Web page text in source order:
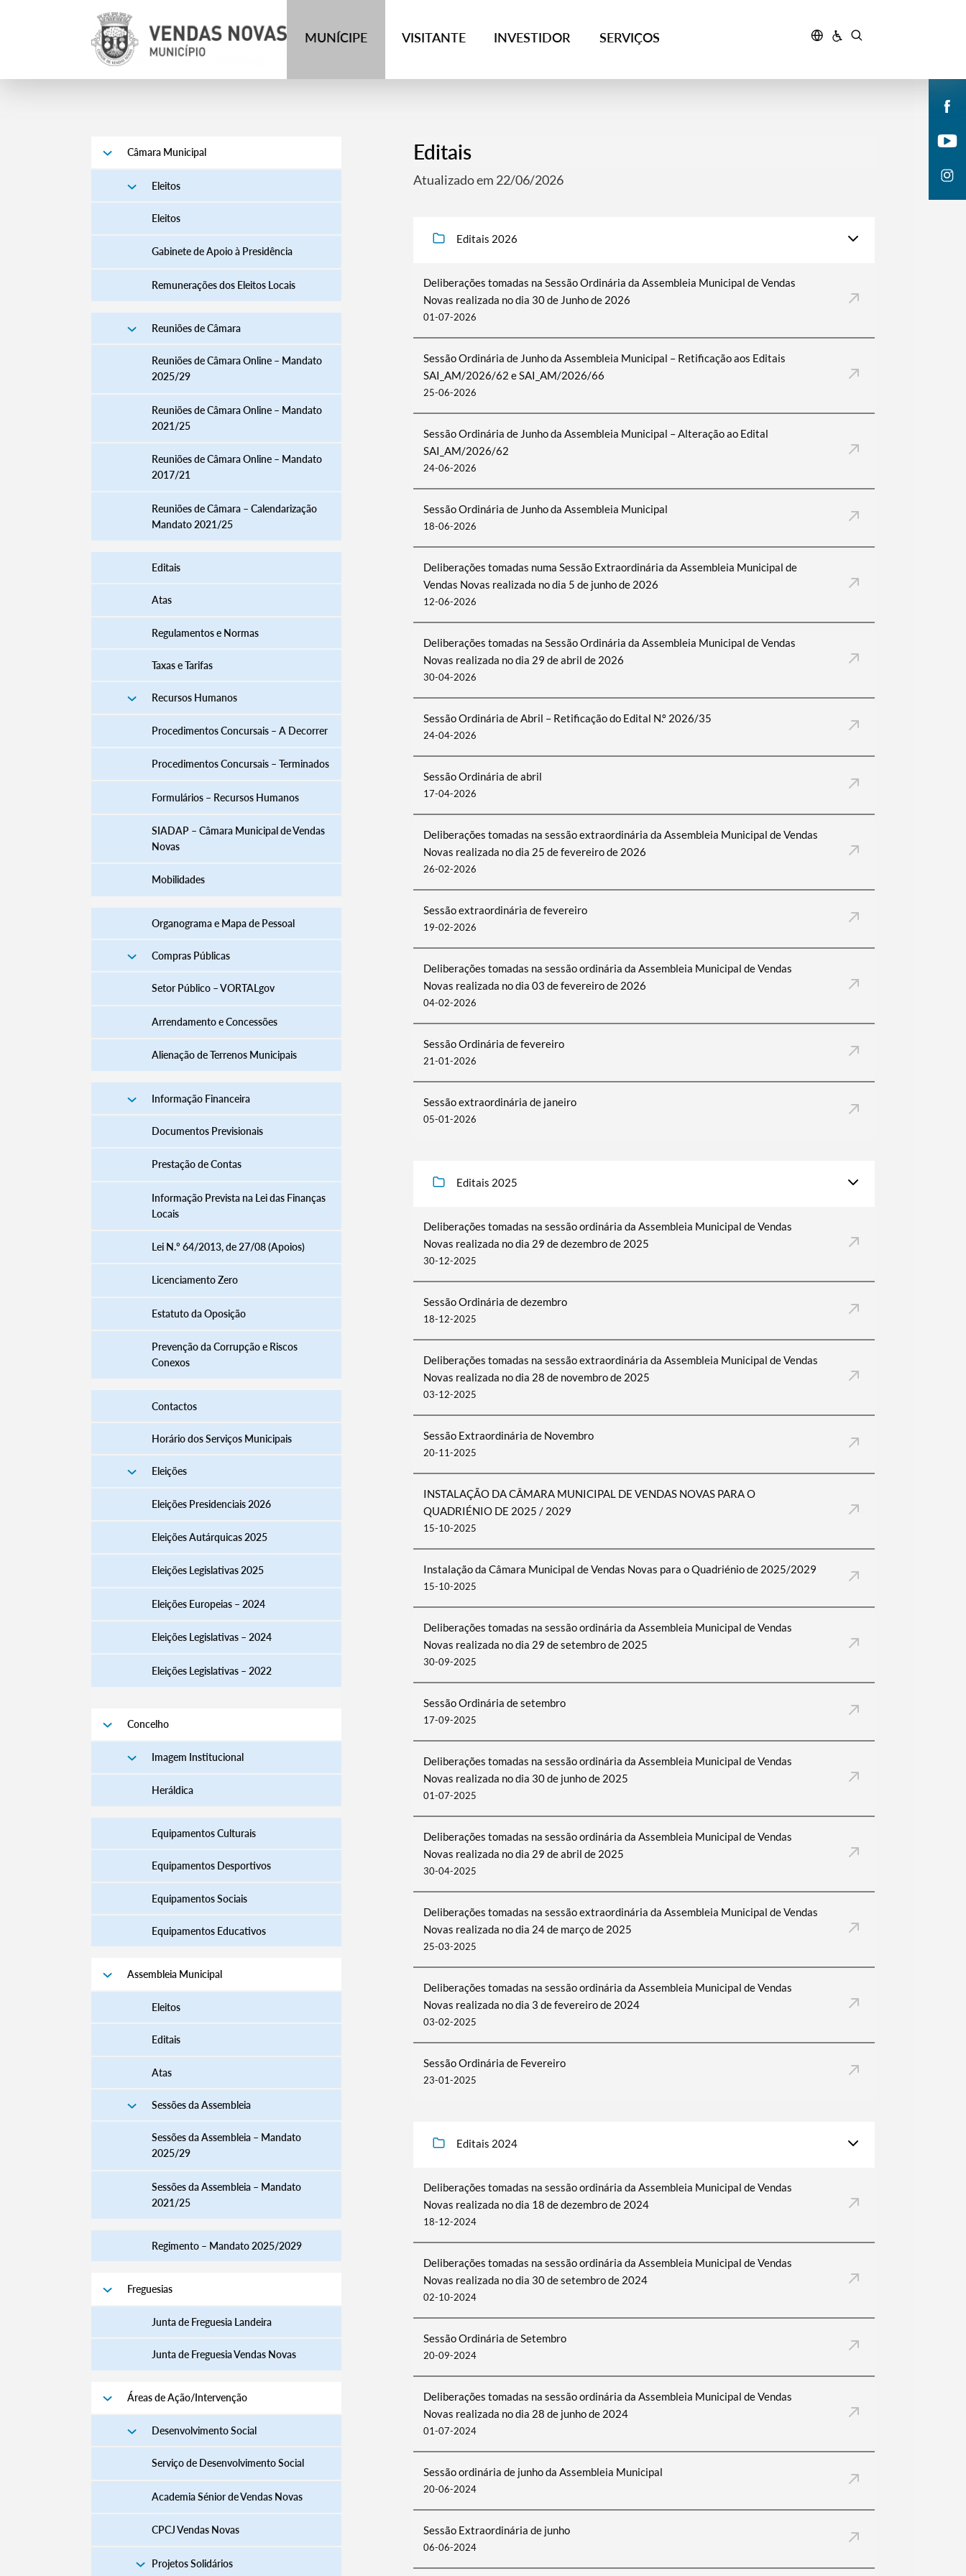
MUNÍCIPE VISITANTE INVESTIDOR SERVIÇOS
Termo de Pesquisa
Categorias gerais
Filtros
Câmara Municipal
Eleitos
Eleitos
Gabinete de Apoio à Presidência
Remunerações dos Eleitos Locais
Reuniões de Câmara
Reuniões de Câmara Online – Mandato
2025/29
Reuniões de Câmara Online – Mandato
2021/25
Reuniões de Câmara Online – Mandato
2017/21
Reuniões de Câmara – Calendarização
Mandato 2021/25
Editais
Atas
Regulamentos e Normas
Taxas e Tarifas
Recursos Humanos
Procedimentos Concursais – A Decorrer
Procedimentos Concursais – Terminados
​​​​​​​​​​​​​​​​​​​​​​​​​​​​​​​​​​​​​​​​​Formulários – Recursos Humanos
SIADAP – Câmara Municipal de Vendas
Novas
Mobilidades
Organograma e Mapa de Pessoal
Compras Públicas
Setor Público – VORTALgov
Arrendamento e Concessões
Alienação de Terrenos Municipais
Informação Financeira
Documentos Previsionais
Prestação de Contas
Informação Prevista na Lei das Finanças
Locais
Lei N.º 64/2013, de 27/08 (Apoios)
Licenciamento Zero
Estatuto da Oposição
Prevenção da Corrupção e Riscos
Conexos
Contactos
Horário dos Serviços Municipais
Eleições
Eleições Presidenciais 2026
Eleições Autárquicas 2025
Eleições Legislativas 2025
Eleições Europeias – 2024
Eleições Legislativas – 2024
Eleições Legislativas – 2022
Concelho
Imagem Institucional
Heráldica
Equipamentos Culturais
Equipamentos Desportivos
Equipamentos Sociais
Equipamentos Educativos
Assembleia Municipal
Eleitos
Editais
Atas
Sessões da Assembleia
Sessões da Assembleia – Mandato
2025/29
Sessões da Assembleia – Mandato
2021/25
Regimento – Mandato 2025/2029
Freguesias
Junta de Freguesia Landeira
Junta de Freguesia Vendas Novas
Áreas de Ação/Intervenção
Desenvolvimento Social
Serviço de Desenvolvimento Social
Academia Sénior de Vendas Novas
CPCJ Vendas Novas
Projetos Solidários
Editais
Atualizado em 22/06/2026
Editais 2026
Deliberações tomadas na Sessão Ordinária da Assembleia Municipal de Vendas
Novas realizada no dia 30 de Junho de 2026
01-07-2026
Sessão Ordinária de Junho da Assembleia Municipal – Retificação aos Editais
SAI_AM/2026/62 e SAI_AM/2026/66
25-06-2026
Sessão Ordinária de Junho da Assembleia Municipal – Alteração ao Edital
SAI_AM/2026/62
24-06-2026
Sessão Ordinária de Junho da Assembleia Municipal
18-06-2026
Deliberações tomadas numa Sessão Extraordinária da Assembleia Municipal de
Vendas Novas realizada no dia 5 de junho de 2026
12-06-2026
Deliberações tomadas na Sessão Ordinária da Assembleia Municipal de Vendas
Novas realizada no dia 29 de abril de 2026
30-04-2026
Sessão Ordinária de Abril – Retificação do Edital N.º 2026/35
24-04-2026
Sessão Ordinária de abril
17-04-2026
Deliberações tomadas na sessão extraordinária da Assembleia Municipal de Vendas
Novas realizada no dia 25 de fevereiro de 2026
26-02-2026
Sessão extraordinária de fevereiro
19-02-2026
Deliberações tomadas na sessão ordinária da Assembleia Municipal de Vendas
Novas realizada no dia 03 de fevereiro de 2026
04-02-2026
Sessão Ordinária de fevereiro
21-01-2026
Sessão extraordinária de janeiro
05-01-2026
Editais 2025
Deliberações tomadas na sessão ordinária da Assembleia Municipal de Vendas
Novas realizada no dia 29 de dezembro de 2025
30-12-2025
Sessão Ordinária de dezembro
18-12-2025
Deliberações tomadas na sessão extraordinária da Assembleia Municipal de Vendas
Novas realizada no dia 28 de novembro de 2025
03-12-2025
Sessão Extraordinária de Novembro
20-11-2025
INSTALAÇÃO DA CÂMARA MUNICIPAL DE VENDAS NOVAS PARA O
QUADRIÉNIO DE 2025 / 2029
15-10-2025
Instalação da Câmara Municipal de Vendas Novas para o Quadriénio de 2025/2029
15-10-2025
Deliberações tomadas na sessão ordinária da Assembleia Municipal de Vendas
Novas realizada no dia 29 de setembro de 2025
30-09-2025
Sessão Ordinária de setembro
17-09-2025
Deliberações tomadas na sessão ordinária da Assembleia Municipal de Vendas
Novas realizada no dia 30 de junho de 2025
01-07-2025
Deliberações tomadas na sessão ordinária da Assembleia Municipal de Vendas
Novas realizada no dia 29 de abril de 2025
30-04-2025
Deliberações tomadas na sessão extraordinária da Assembleia Municipal de Vendas
Novas realizada no dia 24 de março de 2025
25-03-2025
Deliberações tomadas na sessão ordinária da Assembleia Municipal de Vendas
Novas realizada no dia 3 de fevereiro de 2024
03-02-2025
Sessão Ordinária de Fevereiro
23-01-2025
Editais 2024
Deliberações tomadas na sessão ordinária da Assembleia Municipal de Vendas
Novas realizada no dia 18 de dezembro de 2024
18-12-2024
Deliberações tomadas na sessão ordinária da Assembleia Municipal de Vendas
Novas realizada no dia 30 de setembro de 2024
02-10-2024
Sessão Ordinária de Setembro
20-09-2024
Deliberações tomadas na sessão ordinária da Assembleia Municipal de Vendas
Novas realizada no dia 28 de junho de 2024
01-07-2024
Sessão ordinária de junho da Assembleia Municipal
20-06-2024
Sessão Extraordinária de junho
06-06-2024